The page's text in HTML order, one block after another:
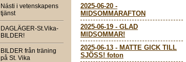
Násti i vetenskapens
tjänst
DAGLÄGER-St.Vika-
BILDER!
BILDER från träning
på St. Vika
2025-06-20 -
MIDSOMMARAFTON
2025-06-19 - GLAD
MIDSOMMAR!
2025-06-13 - MATTE GICK TILL
SJÖSS! foton